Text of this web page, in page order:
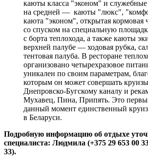
каюты класса "эконом" и
на средней — каюты "люкс",
каюта "эконом", открытая кормовая
со спуском на специальную
с борта теплохода, а также каюты
верхней палубе — ходовая рубка,
тентовая палуба. В ресторане
организовано четырехразовое
уникален по своим параметрам,
которым он может совершать
Днепровско-Бугскому каналу и
Мухавец, Пина, Припять. Это
данный момент единственный
в Беларуси.
Подробную информацию об отдыхе
специалиста: Людмила (+375 29 653 00
33).